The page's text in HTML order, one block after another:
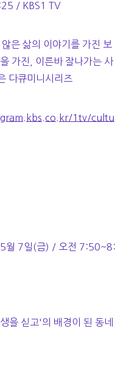
/ KBS1 TV
은 삶의 이야기를 가진 보
가진, 이른바 잘나가는 사
다큐미니시리즈
1tv/cultu
월 7일(금) / 오전 7:50~8:
을 싣고'의 배경이 된 동네